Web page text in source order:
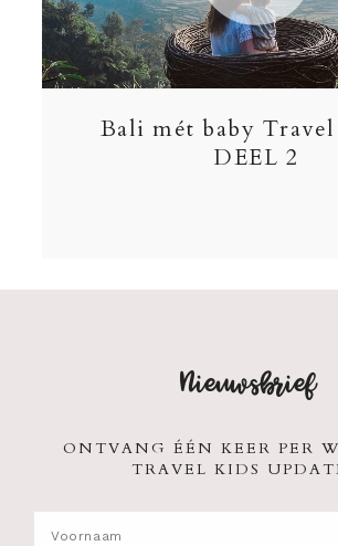
Bali mét baby
DEEL 2
Nieuwsbrief
ONTVANG ÉÉN KEER PER
TRAVEL KIDS